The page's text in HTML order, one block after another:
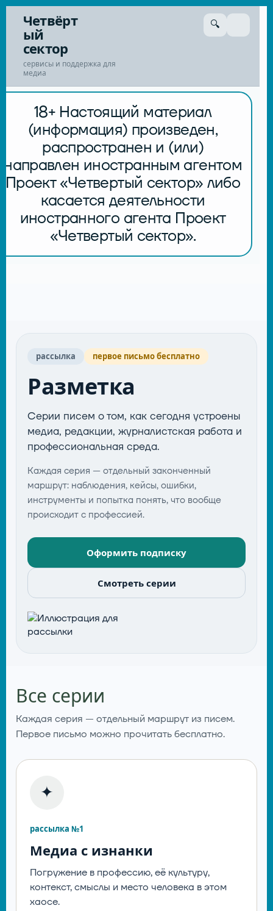
сути
Четвёрт
ый
сектор
сервисы и поддержка для
медиа
🔍
18+ Настоящий материал
(информация) произведен,
распространен и (или)
направлен иностранным агентом
Проект «Четвертый сектор» либо
касается деятельности
иностранного агента Проект
«Четвертый сектор».
рассылка первое письмо бесплатно
Разметка
Серии писем о том, как сегодня устроены
медиа, редакции, журналистская работа и
профессиональная среда.
Каждая серия — отдельный законченный
маршрут: наблюдения, кейсы, ошибки,
инструменты и попытка понять, что вообще
происходит с профессией.
Оформить подписку
Смотреть серии
Все серии
Каждая серия — отдельный маршрут из писем.
Первое письмо можно прочитать бесплатно.
✦
рассылка №1
Медиа с изнанки
Погружение в профессию, её культуру,
контекст, смыслы и место человека в этом
хаосе.